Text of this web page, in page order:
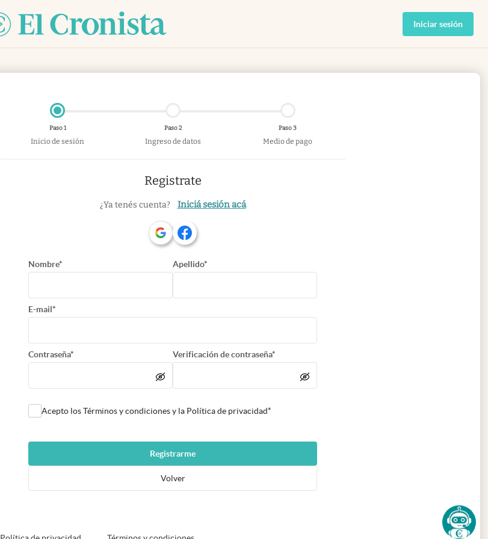
Iniciar sesión
Paso 1
Inicio de sesión
Paso 2
Ingreso de datos
Paso 3
Medio de pago
Registrate
¿Ya tenés cuenta? Iniciá sesión acá
Nombre* Apellido*
E-mail*
Contraseña* Verificación de contraseña*
Acepto los Términos y condiciones y la Política de privacidad*
Registrarme
Volver